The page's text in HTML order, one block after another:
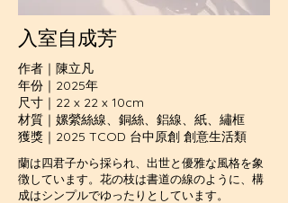
入室自成芳
作者｜陳立凡
年份｜2025年
尺寸｜22 x 22 x 10cm
材質｜嫘縈絲線、銅絲、鋁線、紙、繡框
獲獎｜2025 TCOD 台中原創 創意生活類
蘭は四君子から採られ、出世と優雅な風格を象
徴しています。花の枝は書道の線のように、構
成はシンプルでゆったりとしています。